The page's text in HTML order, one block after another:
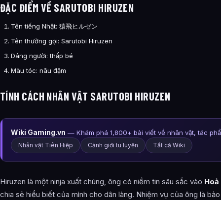
ĐẶC ĐIỂM VỀ SARUTOBI HIRUZEN
Tên tiếng Nhật: 猿飛ヒルゼン
Tên thường gọi: Sarutobi Hiruzen
Dáng người: thấp bé
Màu tóc: nâu đậm
TÍNH CÁCH NHÂN VẬT SARUTOBI HIRUZEN
Wiki Gaming.vn — Khám phá 1,800+ bài viết về nhân vật, tác
Nhân vật Tiên Hiệp Cảnh giới tu luyện Tất cả Wiki
Hiruzen là một ninja xuất chúng, ông có niềm tin sâu sắc vào Hoả
chia sẻ hiểu biết của mình cho dân làng. Nhiệm vụ của ông là